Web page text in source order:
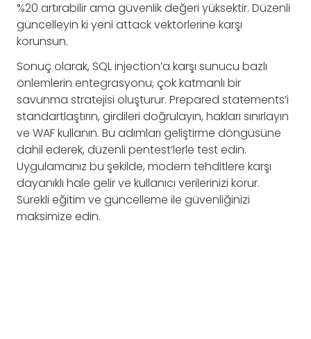
%20 artırabilir ama güvenlik değeri yüksektir. Düzenli
güncelleyin ki yeni attack vektörlerine karşı
korunsun.
Sonuç olarak, SQL injection’a karşı sunucu bazlı
önlemlerin entegrasyonu, çok katmanlı bir
savunma stratejisi oluşturur. Prepared statements’i
standartlaştırın, girdileri doğrulayın, hakları sınırlayın
ve WAF kullanın. Bu adımları geliştirme döngüsüne
dahil ederek, düzenli pentest’lerle test edin.
Uygulamanız bu şekilde, modern tehditlere karşı
dayanıklı hale gelir ve kullanıcı verilerinizi korur.
Sürekli eğitim ve güncelleme ile güvenliğinizi
maksimize edin.